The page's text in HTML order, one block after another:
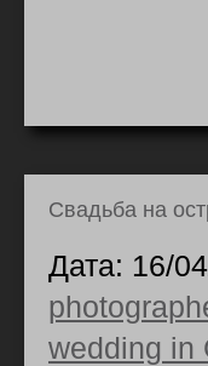
Свадьба на
Дата: 16/
wedding in